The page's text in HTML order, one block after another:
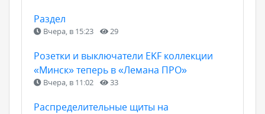
Раздел
Вчера, в 15:23 29
Розетки и выключатели EKF коллекции
«Минск» теперь в «Лемана ПРО»
Вчера, в 11:02 33
Распределительные щиты на